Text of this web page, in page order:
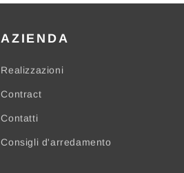
AZIENDA
Realizzazioni
Contract
Contatti
Consigli d'arredamento